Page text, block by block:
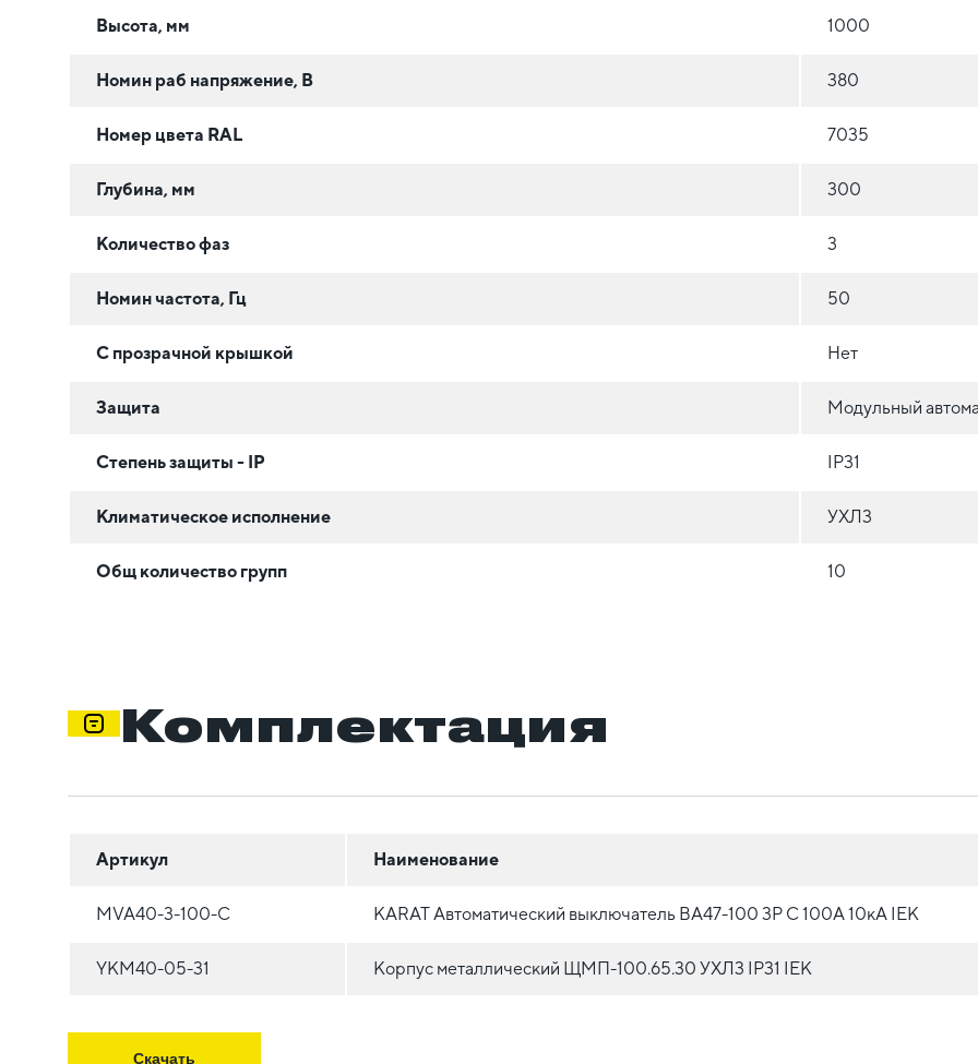
Высота, мм 1000
Номин раб напряжение, В 380
Номер цвета RAL 7035
Глубина, мм 300
Количество фаз 3
Номин частота, Гц 50
С прозрачной крышкой Нет
Защита Модульный
Степень защиты - IP IP31
Климатическое исполнение УХЛ3
Общ количество групп 10
Комплектация
Артикул Наименование
MVA40-3-100-C KARAT Автоматический выключатель ВА47-100 3P C 100А 10кА IEK
YKM40-05-31 Корпус металлический ЩМП-100.65.30 УХЛ3 IP31 IEK
Скачать